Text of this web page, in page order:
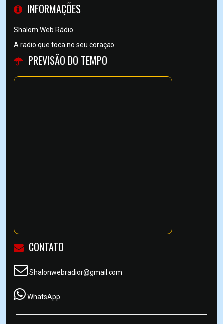
INFORMAÇÕES
Shalom Web Rádio
A radio que toca no seu coraçao
PREVISÃO DO TEMPO
CONTATO
Shalonwebradior@gmail.com
WhatsApp